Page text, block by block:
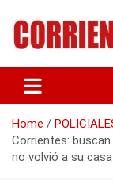
content
Home
Corrientes:
no volvió a su casa